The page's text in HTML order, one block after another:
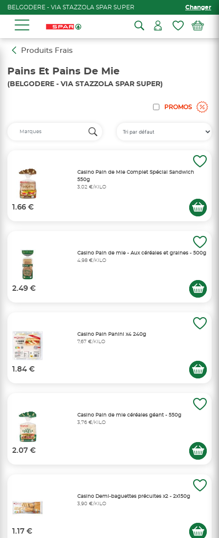
BELGODERE - VIA STAZZOLA SPAR SUPER Changer
Produits Frais
Pains Et Pains De Mie
(BELGODERE - VIA STAZZOLA SPAR SUPER)
PROMOS
Casino Pain de Mie Complet Spécial Sandwich
550g
3,02 €/KILO
1.66 €
Casino Pain de mie - Aux céréales et graines - 500g
4,98 €/KILO
2.49 €
Casino Pain Panini x4 240g
7,67 €/KILO
1.84 €
Casino Pain de mie céréales géant - 550g
3,76 €/KILO
2.07 €
Casino Demi-baguettes précuites x2 - 2x150g
3,90 €/KILO
1.17 €